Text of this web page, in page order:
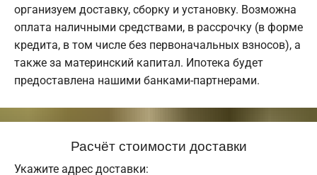
организуем доставку, сборку и установку. Возможна
оплата наличными средствами, в рассрочку (в форме
кредита, в том числе без первоначальных взносов), а
также за материнский капитал. Ипотека будет
предоставлена нашими банками-партнерами.
Расчёт стоимости доставки
Укажите адрес доставки: